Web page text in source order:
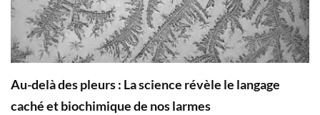
Au-delà des pleurs : La science révèle le langage
caché et biochimique de nos larmes